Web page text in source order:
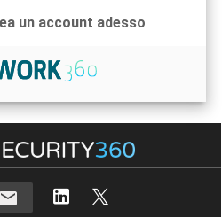
un account adesso